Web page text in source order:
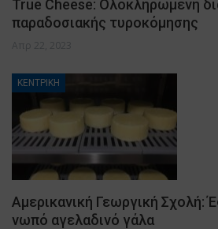
True Cheese: Ολοκληρωμένη
παραδοσιακής τυροκόμησης
Απρ 22, 2023
ΚΕΝΤΡΙΚΗ
Αμερικανική Γεωργική Σχολή:
νωπό αγελαδινό γάλα